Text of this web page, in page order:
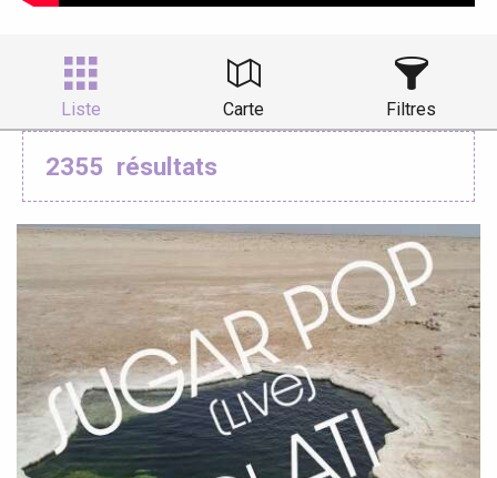
Liste Carte Filtres
2355 résultats